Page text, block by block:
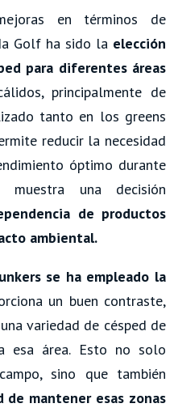
en términos de
Golf ha sido la elección
para diferentes áreas
principalmente de
tanto en los greens
reducir la necesidad
óptimo durante
una decisión
de productos
ambiental.
se ha empleado la
un buen contraste,
variedad de césped de
esa área. Esto no solo
sino que también
de mantener esas zonas